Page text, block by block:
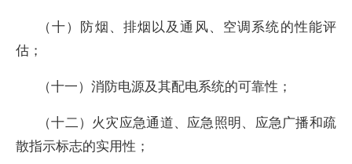
（十）防烟、排烟以及通风、空调系统的性能评
估；
（十一）消防电源及其配电系统的可靠性；
（十二）火灾应急通道、应急照明、应急广播和疏
散指示标志的实用性；